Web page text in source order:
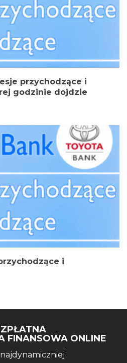
przychodzące i
godzinie dojdzie
i
FINANSOWA ONLINE